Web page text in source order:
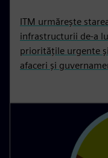
ITM urmărește
infrastructurii de-a
prioritățile urgente
afaceri și